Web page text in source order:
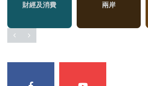
財經及消費 兩岸
藝文 演唱會